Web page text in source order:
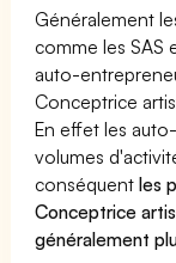
Généralement
comme les SAS
auto-
Conceptrice
En effet les
volumes
conséquentles
Conceptrice
généralement